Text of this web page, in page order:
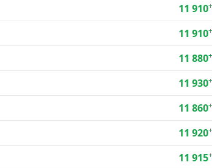
11 910
11 910
11 880
11 930
11 860
11 920
11 915